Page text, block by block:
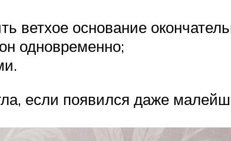
ветхое основание
одновременно;
если появился даже